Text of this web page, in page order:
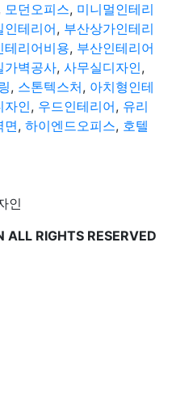
모던오피스, 미니멀인테리
인테리어, 부산상가인테리
테리어비용, 부산인테리어
가벽공사, 사무실디자인,
, 스톤텍스처, 아치형인테
자인, 우드인테리어, 유리
면, 하이엔드오피스, 호텔
인
RIGHTS RESERVED